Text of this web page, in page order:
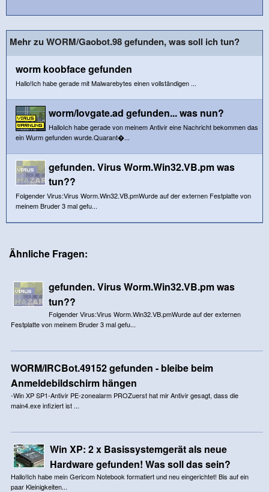
Mehr zu WORM/Gaobot.98 gefunden, was soll ich tun?
worm koobface gefunden
Hallo!Ich habe gerade mit Malwarebytes einen vollständigen ...
worm/lovgate.ad gefunden... was nun?
HalloIch habe gerade von meinem Antivir eine Nachricht bekommen das
ein Wurm gefunden wurde.Quarant�...
gefunden. Virus Worm.Win32.VB.pm was
tun??
Folgender Virus:Virus Worm.Win32.VB.pmWurde auf der externen Festplatte von
meinem Bruder 3 mal gefu...
Ähnliche Fragen:
gefunden. Virus Worm.Win32.VB.pm was
tun??
Folgender Virus:Virus Worm.Win32.VB.pmWurde auf der externen
Festplatte von meinem Bruder 3 mal gefu...
WORM/IRCBot.49152 gefunden - bleibe beim
Anmeldebildschirm hängen
-Win XP SP1-Antivir PE-zonealarm PROZuerst hat mir Antivir gesagt, dass die
main4.exe infiziert ist ...
Win XP: 2 x Basissystemgerät als neue
Hardware gefunden! Was soll das sein?
Hallo!Ich habe mein Gericom Notebook formatiert und neu eingerichtet! Bis auf ein
paar Kleinigkeiten...